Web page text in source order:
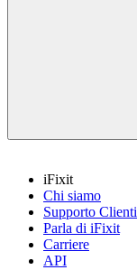
iFixit
Chi siamo
Supporto Clienti
Parla di iFixit
Carriere
API